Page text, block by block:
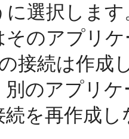
に選択しま
そのアプリ
の接続は作
別のアプリ
続を再作成